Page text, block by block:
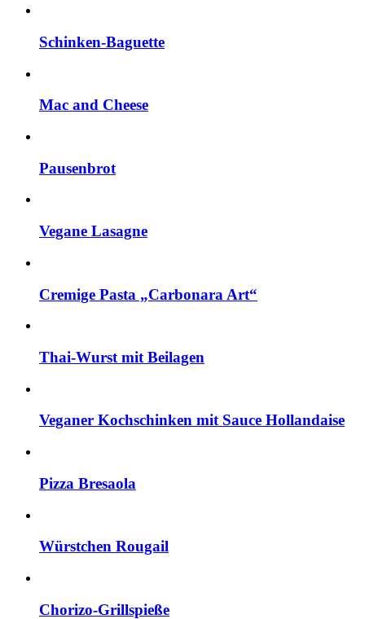
Schinken-Baguette
Mac and Cheese
Pausenbrot
Vegane Lasagne
Cremige Pasta „Carbonara Art“
Thai-Wurst mit Beilagen
Veganer Kochschinken mit Sauce Hollandaise
Pizza Bresaola
Würstchen Rougail
Chorizo-Grillspieße